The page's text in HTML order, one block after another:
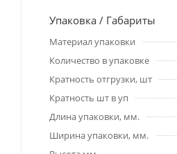
Упаковка / Габариты
Материал упаковки
Количество в упаковке
Кратность отгрузки, шт
Кратность шт в уп
Длина упаковки, мм.
Ширина упаковки, мм.